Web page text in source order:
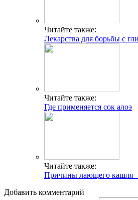
Читайте также:
Лекарства для борьбы с
Читайте также:
Где применяется сок алоэ
Читайте также:
Причины лающего кашля
Добавить комментарий